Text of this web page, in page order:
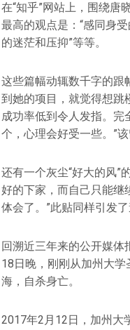
在“知乎”网站上，围绕唐
最高的观点是：“感同身
的迷茫和压抑”等等。
这些篇幅动辄数千字的跟
到她的项目，就觉得想跳
成功率低到令人发指。
个，心理会好受一些。”
还有一个灰尘“好大的风”
好的下家，而自己只能继
体会了。”此贴同样引发了
回溯近三年来的公开媒体
18日晚，刚刚从加州大
海，自杀身亡。
2017年2月12日，加州大